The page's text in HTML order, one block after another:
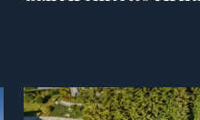
Non preferito